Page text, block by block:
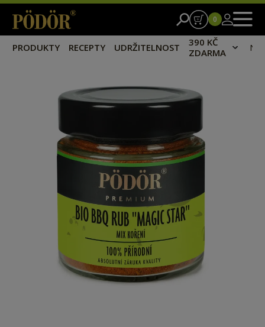
PRODUKTY RECEPTY UDRŽITELNOST
390 KČ
ZDARMA
0